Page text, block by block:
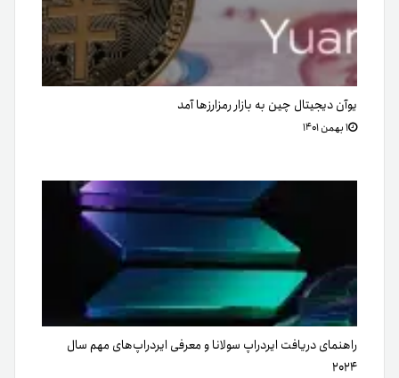
یوآن دیجیتال چین به بازار رمزارزها آمد
۱ بهمن ۱۴۰۱
راهنمای دریافت ایردراپ‌ سولانا و معرفی ایردراپ‌های مهم‌ سال
۲۰۲۴